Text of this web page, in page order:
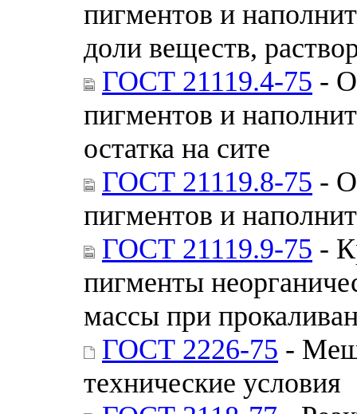
пигментов и
доли веществ,
ГОСТ 21119.4-75 -
пигментов и
остатка на сите
ГОСТ 21119.8-75 -
пигментов и
ГОСТ 21119.9-75 -
пигменты
массы при
ГОСТ 2226-75 -
технические условия